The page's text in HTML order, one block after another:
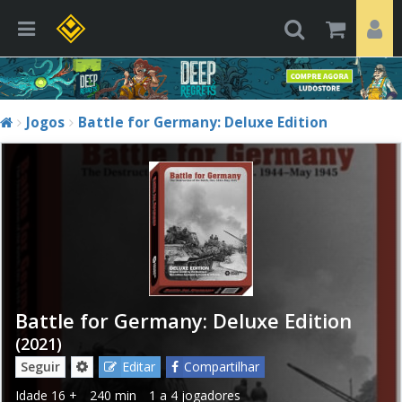
Jogos Battle for Germany: Deluxe Edition
Battle for Germany: Deluxe Edition
(2021)
Seguir Editar
Compartilhar
Idade 16 + 240 min 1 a 4 jogadores